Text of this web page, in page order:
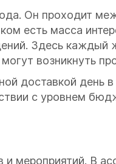
Он проходит
есть масса
Здесь
возникнуть
доставкой день
с уровнем
мероприятий. В